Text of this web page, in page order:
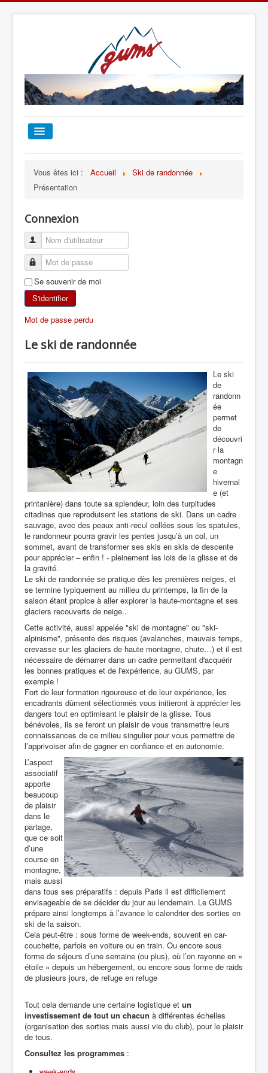
TOUT SUR LE GUMS
ESCALADE
ALPINISME
SKI DE RANDONNÉE
RANDONNÉE SPORTIVE
Vous êtes ici : Accueil
Ski de randonnée
Présentation
Connexion
Se souvenir de moi
S'identifier
Mot de passe perdu
Le ski de randonnée
Le ski
de
randonn
ée
permet
de
découvri
r la
montagn
e
hivernal
e (et
printanière) dans toute sa splendeur, loin des turpitudes
citadines que reproduisent les stations de ski. Dans un cadre
sauvage, avec des peaux anti-recul collées sous les spatules,
le randonneur pourra gravir les pentes jusqu’à un col, un
sommet, avant de transformer ses skis en skis de descente
pour apprécier – enfin ! - pleinement les lois de la glisse et de
la gravité.
Le ski de randonnée se pratique dès les premières neiges, et
se termine typiquement au milieu du printemps, la fin de la
saison étant propice à aller explorer la haute-montagne et ses
glaciers recouverts de neige..
Cette activité, aussi appelée "ski de montagne" ou "ski-
alpinisme", présente des risques (avalanches, mauvais temps,
crevasse sur les glaciers de haute montagne, chute…) et il est
nécessaire de démarrer dans un cadre permettant d'acquérir
les bonnes pratiques et de l'expérience, au GUMS, par
exemple !
Fort de leur formation rigoureuse et de leur expérience, les
encadrants dûment sélectionnés vous initieront à apprécier les
dangers tout en optimisant le plaisir de la glisse. Tous
bénévoles, ils se feront un plaisir de vous transmettre leurs
connaissances de ce milieu singulier pour vous permettre de
l’apprivoiser afin de gagner en confiance et en autonomie.
L’aspect
associatif
apporte
beaucoup
de plaisir
dans le
partage,
que ce soit
d’une
course en
montagne,
mais aussi
dans tous ses préparatifs : depuis Paris il est difficilement
envisageable de se décider du jour au lendemain. Le GUMS
prépare ainsi longtemps à l’avance le calendrier des sorties en
ski de la saison.
Cela peut-être : sous forme de week-ends, souvent en car-
couchette, parfois en voiture ou en train. Ou encore sous
forme de séjours d’une semaine (ou plus), où l’on rayonne en «
étoile » depuis un hébergement, ou encore sous forme de raids
de plusieurs jours, de refuge en refuge
Tout cela demande une certaine logistique et un
investissement de tout un chacun à différentes échelles
(organisation des sorties mais aussi vie du club), pour le plaisir
de tous.
Consultez les programmes :